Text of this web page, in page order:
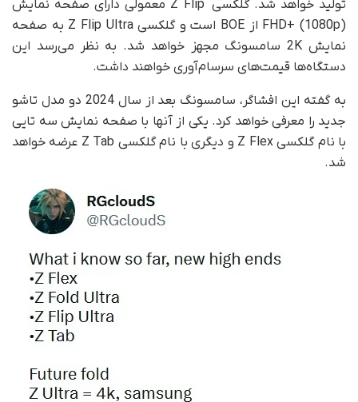
تولید خواهد شد. گلکسی Z Flip معمولی دارای صفحه نمایش
FHD+ (1080p) از BOE است و گلکسی Z Flip Ultra به صفحه
نمایش 2K سامسونگ مجهز خواهد شد. به نظر می‌رسد این
دستگاه‌ها قیمت‌های سرسام‌آوری خواهند داشت.
به گفته این افشاگر، سامسونگ بعد از سال 2024 دو مدل تاشو
جدید را معرفی خواهد کرد. یکی از آنها با صفحه نمایش سه تایی
با نام گلکسی Z Flex و دیگری با نام گلکسی Z Tab عرضه خواهد
شد.